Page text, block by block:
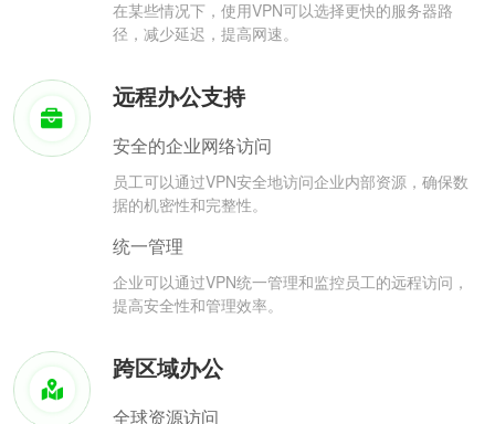
在某些情况下，使用VPN可以选择更快的服务器路
径，减少延迟，提高网速。
远程办公支持
安全的企业网络访问
员工可以通过VPN安全地访问企业内部资源，确保数
据的机密性和完整性。
统一管理
企业可以通过VPN统一管理和监控员工的远程访问，
提高安全性和管理效率。
跨区域办公
全球资源访问